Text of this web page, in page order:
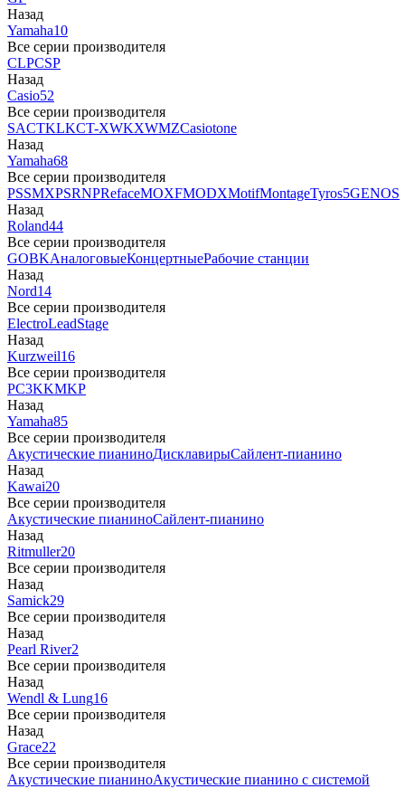
Назад
Yamaha10
Все серии производителя
CLPCSP
Назад
Casio52
Все серии производителя
SACTKLKCT-XWKXWMZCasiotone
Назад
Yamaha68
Все серии производителя
PSSMXPSRNPRefaceMOXFMODXMotifMontageTyros5GENOS
Назад
Roland44
Все серии производителя
GOBKАналоговыеКонцертныеРабочие станции
Назад
Nord14
Все серии производителя
ElectroLeadStage
Назад
Kurzweil16
Все серии производителя
PC3KKMKP
Назад
Yamaha85
Все серии производителя
Акустические пианиноДисклавирыСайлент-пианино
Назад
Kawai20
Все серии производителя
Акустические пианиноСайлент-пианино
Назад
Ritmuller20
Все серии производителя
Назад
Samick29
Все серии производителя
Назад
Pearl River2
Все серии производителя
Назад
Wendl & Lung16
Все серии производителя
Назад
Grace22
Все серии производителя
Акустические пианиноАкустические пианино с системой